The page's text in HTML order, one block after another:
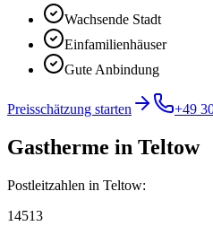
Wachsende Stadt
Einfamilienhäuser
Gute Anbindung
Preisschätzung starten +49
Gastherme in Teltow
Postleitzahlen in Teltow:
14513